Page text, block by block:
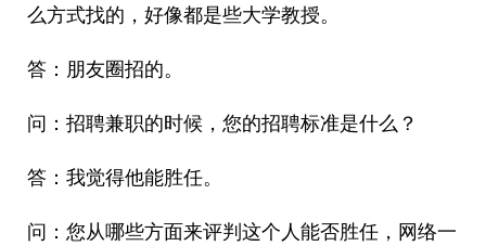
么方式找的，好像都是些大学教授。
答：朋友圈招的。
问：招聘兼职的时候，您的招聘标准是什么？
答：我觉得他能胜任。
问：您从哪些方面来评判这个人能否胜任，网络一